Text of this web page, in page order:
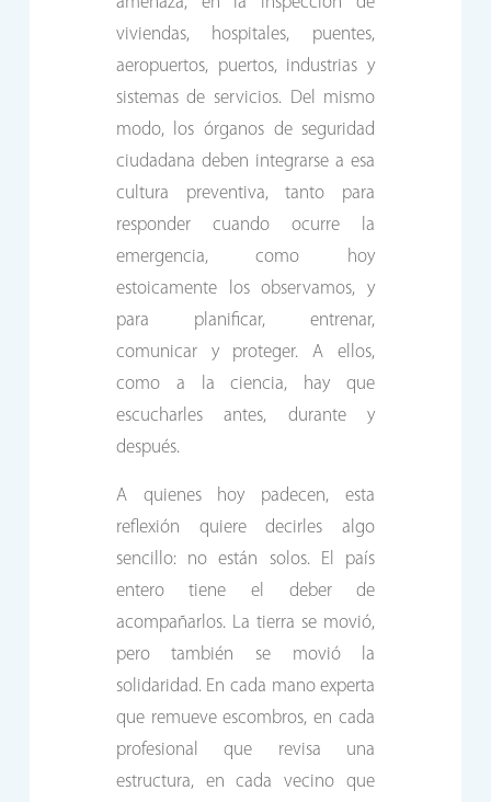
viviendas, hospitales, puentes,
aeropuertos, puertos, industrias y
sistemas de servicios. Del mismo
modo, los órganos de seguridad
ciudadana deben integrarse a esa
cultura preventiva, tanto para
responder cuando ocurre la
emergencia, como hoy
estoicamente los observamos, y
para planificar, entrenar,
comunicar y proteger. A ellos,
como a la ciencia, hay que
escucharles antes, durante y
después.
A quienes hoy padecen, esta
reflexión quiere decirles algo
sencillo: no están solos. El país
entero tiene el deber de
acompañarlos. La tierra se movió,
pero también se movió la
solidaridad. En cada mano experta
que remueve escombros, en cada
profesional que revisa una
estructura, en cada vecino que